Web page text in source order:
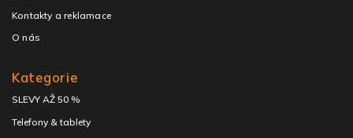
Kontakty a reklamace
O nás
Kategorie
SLEVY AŽ 50 %
Telefony & tablety